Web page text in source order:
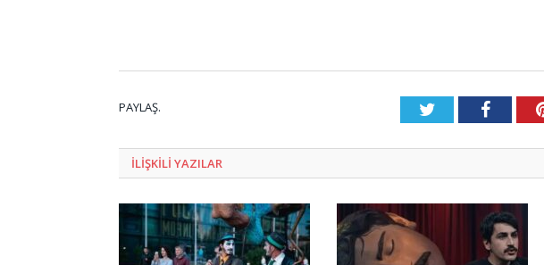
PAYLAŞ. Twitter
ILIŞKILI YAZILAR